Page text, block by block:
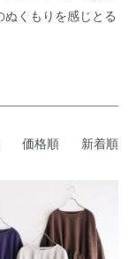
くもりを感じとる
価格順 新着順